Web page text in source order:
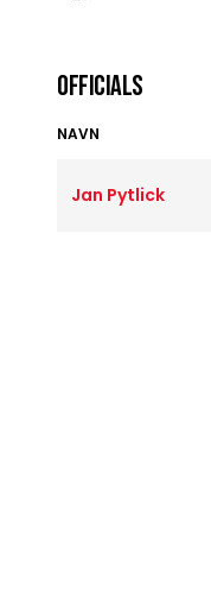
OFFICIALS
NAVN
Jan Pytlick